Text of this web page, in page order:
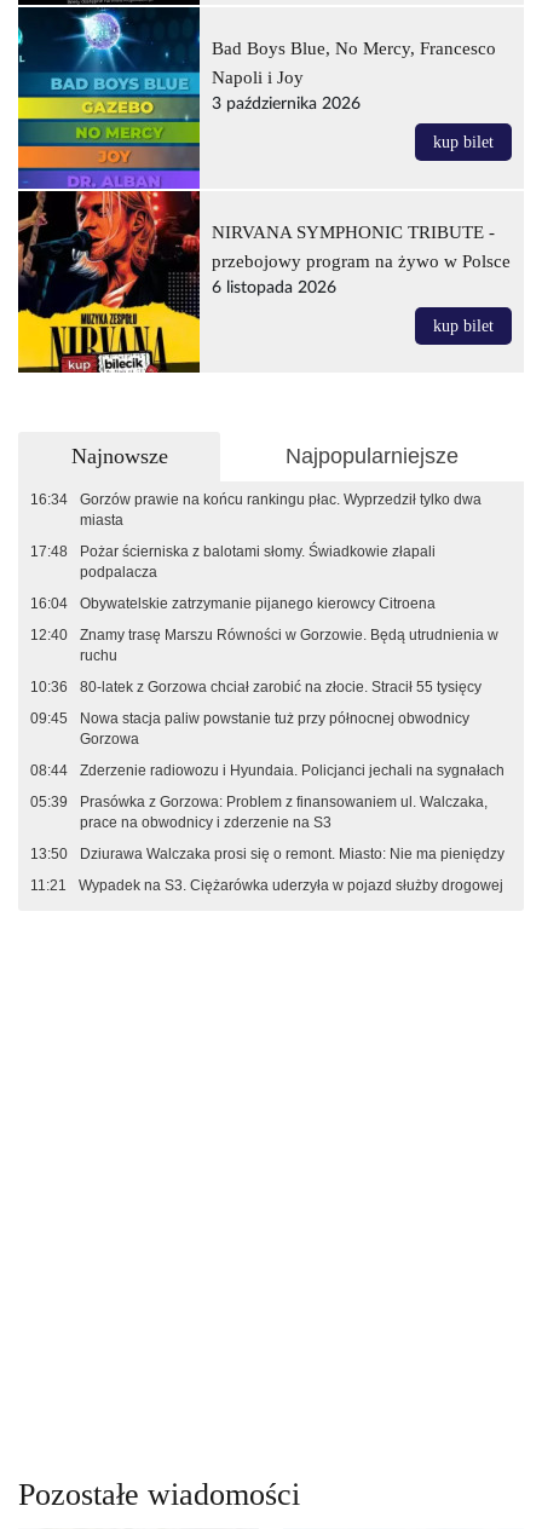
Bad Boys Blue, No Mercy, Francesco
Napoli i Joy
3 października 2026
kup bilet
NIRVANA SYMPHONIC TRIBUTE -
przebojowy program na żywo w Polsce
6 listopada 2026
kup bilet
Najnowsze Najpopularniejsze
16:34
Gorzów prawie na końcu rankingu płac. Wyprzedził tylko dwa
miasta
17:48
Pożar ścierniska z balotami słomy. Świadkowie złapali
podpalacza
16:04
Obywatelskie zatrzymanie pijanego kierowcy Citroena
12:40
Znamy trasę Marszu Równości w Gorzowie. Będą utrudnienia w
ruchu
10:36
80-latek z Gorzowa chciał zarobić na złocie. Stracił 55 tysięcy
09:45
Nowa stacja paliw powstanie tuż przy północnej obwodnicy
Gorzowa
08:44
Zderzenie radiowozu i Hyundaia. Policjanci jechali na sygnałach
05:39
Prasówka z Gorzowa: Problem z finansowaniem ul. Walczaka,
prace na obwodnicy i zderzenie na S3
13:50
Dziurawa Walczaka prosi się o remont. Miasto: Nie ma pieniędzy
11:21
Wypadek na S3. Ciężarówka uderzyła w pojazd służby drogowej
Pozostałe wiadomości